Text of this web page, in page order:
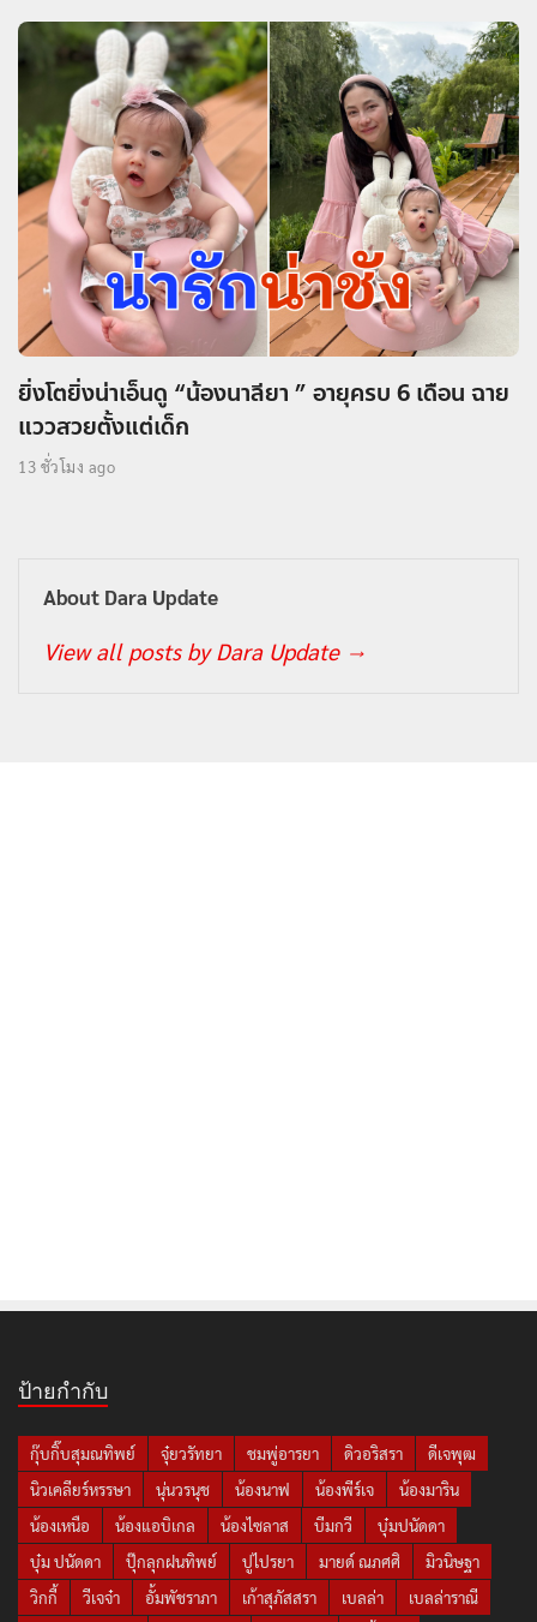
ยิ่งโตยิ่งน่าเอ็นดู “น้องนาลียา ” อายุครบ 6 เดือน ฉาย
แววสวยตั้งแต่เด็ก
13 ชั่วโมง ago
About Dara Update
View all posts by Dara Update →
ป้ายกำกับ
กุ๊บกิ๊บสุมณทิพย์ จุ๋ยวรัทยา ชมพู่อารยา ดิวอริสรา
ดีเจพุฒ
นิวเคลียร์หรรษา
นุ่นวรนุช น้องนาฟ น้องพีร์เจ
น้องมาริน
น้องเหนือ
น้องแอบิเกล น้องไซลาส บีมกวี
บุ๋มปนัดดา
บุ๋ม ปนัดดา
ปุ๊กลุกฝนทิพย์ ปูไปรยา มายด์ ณภศศิ
มิวนิษฐา
วิกกี้
วีเจจ๋า อั้มพัชราภา เก้าสุภัสสรา เบลล่า
เบลล่าราณี